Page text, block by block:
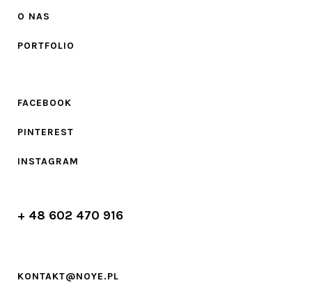
O NAS
PORTFOLIO
FACEBOOK
PINTEREST
INSTAGRAM
+ 48 602 470 916
KONTAKT@NOYE.PL